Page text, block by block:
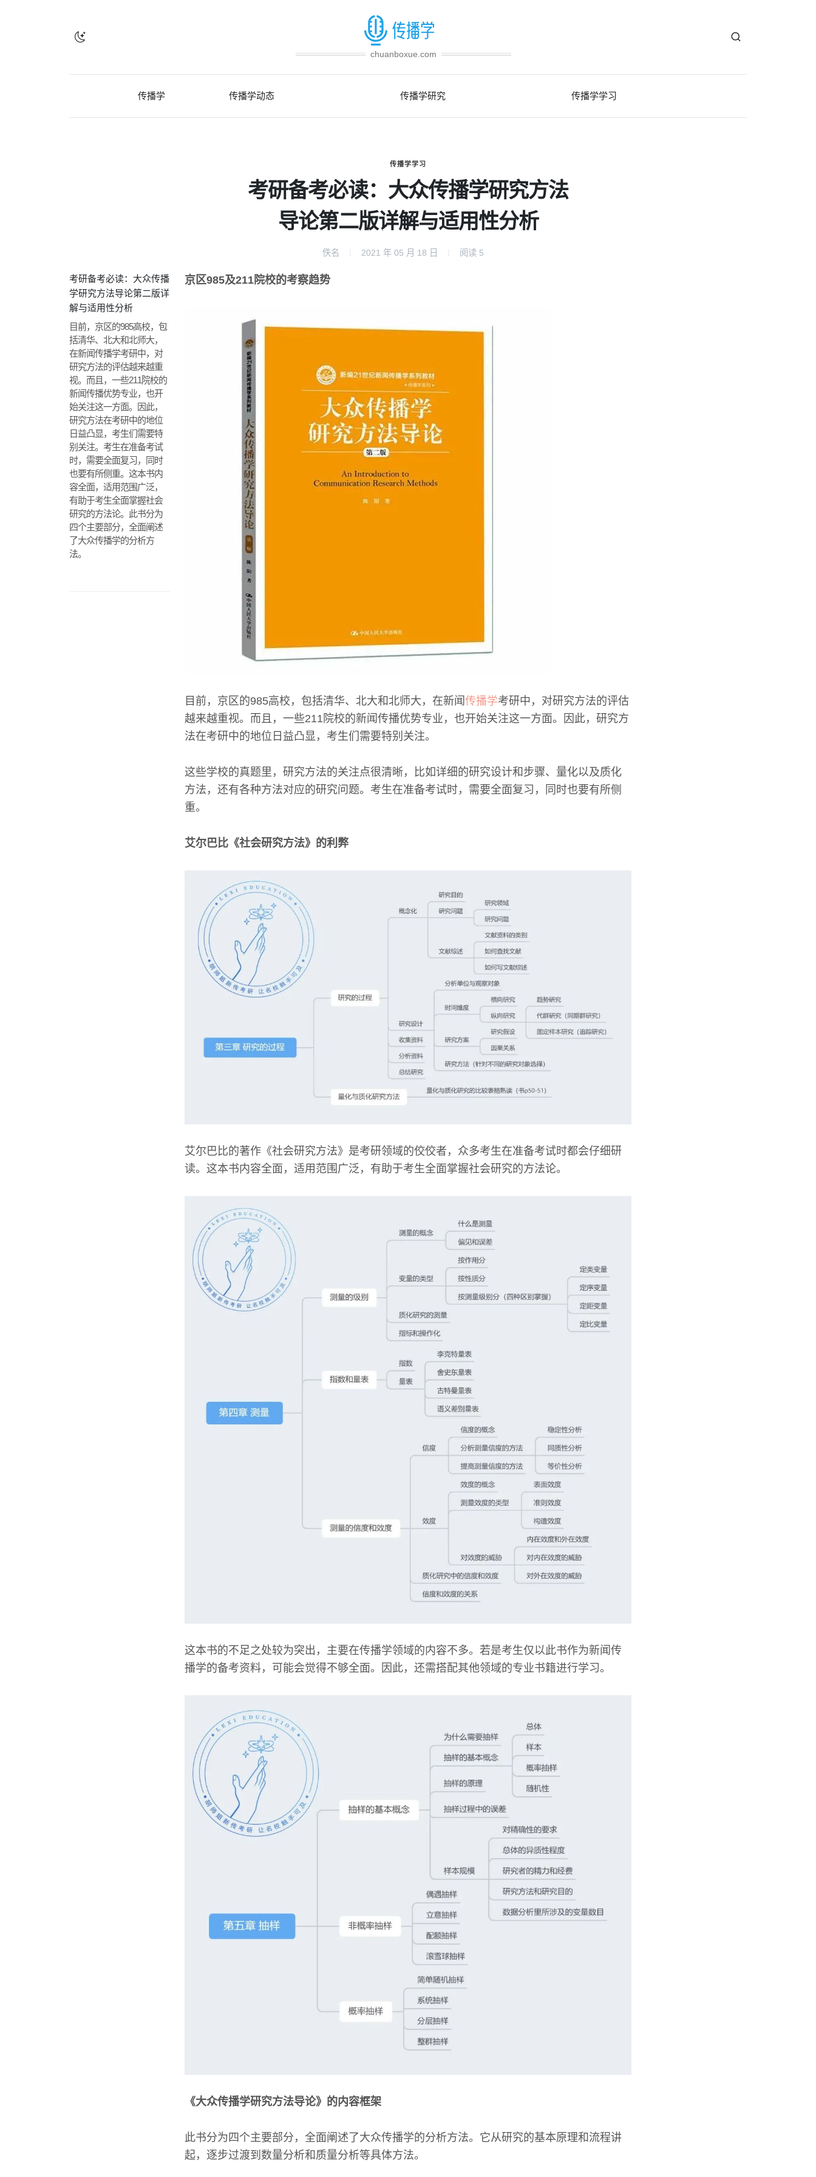
chuanboxue.com
传播学 传播学动态 传播学研究 传播学学习
传播学学习
考研备考必读：大众传播学研究方法
导论第二版详解与适用性分析
佚名 2021 年 05 月 18 日 阅读 5
考研备考必读：大众传播
学研究方法导论第二版详
解与适用性分析
目前，京区的985高校，包
括清华、北大和北师大，
在新闻传播学考研中，对
研究方法的评估越来越重
视。而且，一些211院校的
新闻传播优势专业，也开
始关注这一方面。因此，
研究方法在考研中的地位
日益凸显，考生们需要特
别关注。考生在准备考试
时，需要全面复习，同时
也要有所侧重。这本书内
容全面，适用范围广泛，
有助于考生全面掌握社会
研究的方法论。此书分为
四个主要部分，全面阐述
了大众传播学的分析方
法。
京区985及211院校的考察趋势
目前，京区的985高校，包括清华、北大和北师大，在新闻 传播学考研中，对研究方法的评估
越来越重视。而且，一些211院校的新闻传播优势专业，也开始关注这一方面。因此，研究方
法在考研中的地位日益凸显，考生们需要特别关注。
这些学校的真题里，研究方法的关注点很清晰，比如详细的研究设计和步骤、量化以及质化
方法，还有各种方法对应的研究问题。考生在准备考试时，需要全面复习，同时也要有所侧
重。
艾尔巴比《社会研究方法》的利弊
艾尔巴比的著作《社会研究方法》是考研领域的佼佼者，众多考生在准备考试时都会仔细研
读。这本书内容全面，适用范围广泛，有助于考生全面掌握社会研究的方法论。
这本书的不足之处较为突出，主要在传播学领域的内容不多。若是考生仅以此书作为新闻传
播学的备考资料，可能会觉得不够全面。因此，还需搭配其他领域的专业书籍进行学习。
《大众传播学研究方法导论》的内容框架
此书分为四个主要部分，全面阐述了大众传播学的分析方法。它从研究的基本原理和流程讲
起，逐步过渡到数量分析和质量分析等具体方法。